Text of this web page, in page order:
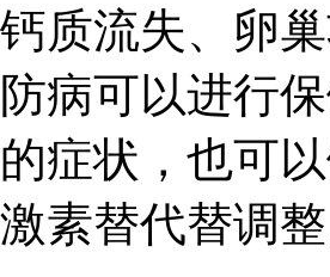
钙质流失、卵
防病可以进行
的症状，也可
激素替代替调整